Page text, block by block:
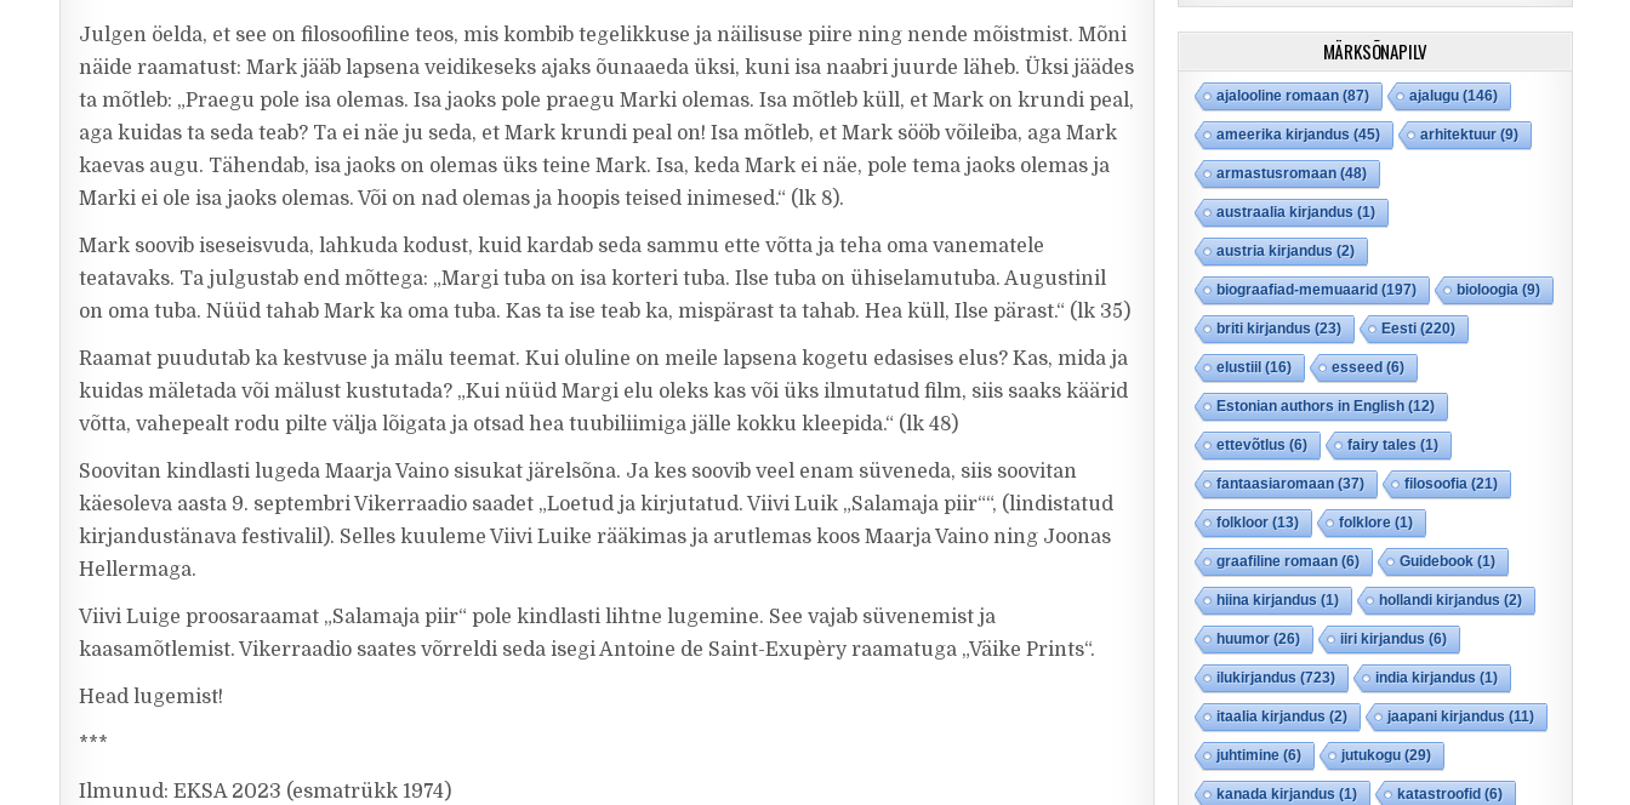
Julgen öelda, et see on filosoofiline teos, mis kombib tegelikkuse ja näilisuse piire ning nende mõistmist. Mõni
näide raamatust: Mark jääb lapsena veidikeseks ajaks õunaaeda üksi, kuni isa naabri juurde läheb. Üksi jäädes
ta mõtleb: „Praegu pole isa olemas. Isa jaoks pole praegu Marki olemas. Isa mõtleb küll, et Mark on krundi peal,
aga kuidas ta seda teab? Ta ei näe ju seda, et Mark krundi peal on! Isa mõtleb, et Mark sööb võileiba, aga Mark
kaevas augu. Tähendab, isa jaoks on olemas üks teine Mark. Isa, keda Mark ei näe, pole tema jaoks olemas ja
Marki ei ole isa jaoks olemas. Või on nad olemas ja hoopis teised inimesed.“ (lk 8).
Mark soovib iseseisvuda, lahkuda kodust, kuid kardab seda sammu ette võtta ja teha oma vanematele
teatavaks. Ta julgustab end mõttega: „Margi tuba on isa korteri tuba. Ilse tuba on ühiselamutuba. Augustinil
on oma tuba. Nüüd tahab Mark ka oma tuba. Kas ta ise teab ka, mispärast ta tahab. Hea küll, Ilse pärast.“ (lk 35)
Raamat puudutab ka kestvuse ja mälu teemat. Kui oluline on meile lapsena kogetu edasises elus? Kas, mida ja
kuidas mäletada või mälust kustutada? „Kui nüüd Margi elu oleks kas või üks ilmutatud film, siis saaks käärid
võtta, vahepealt rodu pilte välja lõigata ja otsad hea tuubiliimiga jälle kokku kleepida.“ (lk 48)
Soovitan kindlasti lugeda Maarja Vaino sisukat järelsõna. Ja kes soovib veel enam süveneda, siis soovitan
käesoleva aasta 9. septembri Vikerraadio saadet „Loetud ja kirjutatud. Viivi Luik „Salamaja piir““, (lindistatud
kirjandustänava festivalil). Selles kuuleme Viivi Luike rääkimas ja arutlemas koos Maarja Vaino ning Joonas
Hellermaga.
Viivi Luige proosaraamat „Salamaja piir“ pole kindlasti lihtne lugemine. See vajab süvenemist ja
kaasamõtlemist. Vikerraadio saates võrreldi seda isegi Antoine de Saint-Exupèry raamatuga „Väike Prints“.
Head lugemist!
***
Ilmunud: EKSA 2023 (esmatrükk 1974)
MÄRKSÕNAPILV
ajalooline romaan(87) ajalugu(146)
ameerika kirjandus(45) arhitektuur(9)
armastusromaan(48)
austraalia kirjandus(1)
austria kirjandus(2)
biograafiad-memuaarid(197) bioloogia (9)
briti kirjandus(23) Eesti(220)
elustiil(16) esseed(6)
Estonian authors in English(12)
ettevõtlus(6) fairy tales(1)
fantaasiaromaan(37) filosoofia (21)
folkloor(13) folklore(1)
graafiline romaan(6) Guidebook(1)
hiina kirjandus(1) hollandi kirjandus(2)
huumor(26) iiri kirjandus(6)
ilukirjandus(723) india kirjandus(1)
itaalia kirjandus(2) jaapani kirjandus(11)
juhtimine(6) jutukogu(29)
kanada kirjandus(1) katastroofid(6)